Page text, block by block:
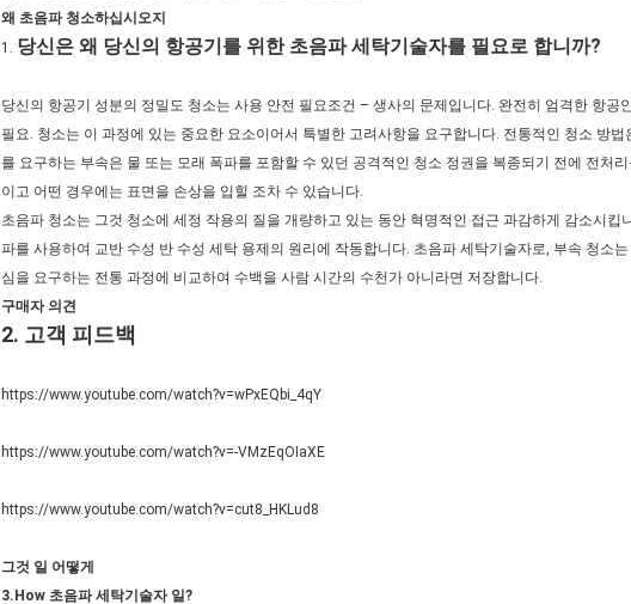
왜 초음파 청소하십시오지
1. 당신은 왜 당신의 항공기를 위한 초음파 세탁기술자를 필요로 합니까?
당신의 항공기 성분의 정밀도 청소는 사용 안전 필요조건 – 생사의 문제입니다. 완전히 엄격한 항공
필요. 청소는 이 과정에 있는 중요한 요소이어서 특별한 고려사항을 요구합니다. 전통적인 청소 방
를 요구하는 부속은 물 또는 모래 폭파를 포함할 수 있던 공격적인 청소 정권을 복종되기 전에 전처
이고 어떤 경우에는 표면을 손상을 입힐 조차 수 있습니다.
초음파 청소는 그것 청소에 세정 작용의 질을 개량하고 있는 동안 혁명적인 접근 과감하게 감소시킵
파를 사용하여 교반 수성 반 수성 세탁 용제의 원리에 작동합니다. 초음파 세탁기술자로, 부속 청소
심을 요구하는 전통 과정에 비교하여 수백을 사람 시간의 수천가 아니라면 저장합니다.
구매자 의견
2. 고객 피드백
https://www.youtube.com/watch?v=wPxEQbi_4qY
https://www.youtube.com/watch?v=-VMzEqOIaXE
https://www.youtube.com/watch?v=cut8_HKLud8
그것 일 어떻게
3.How 초음파 세탁기술자 일?